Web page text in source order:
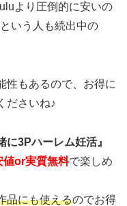
より圧倒的に安いの
いう人も続出中の
性もあるので、お得に
ださいね♪
に3Pハーレム妊活』
値or実質無料で楽しめ
品にも使えるのでお得